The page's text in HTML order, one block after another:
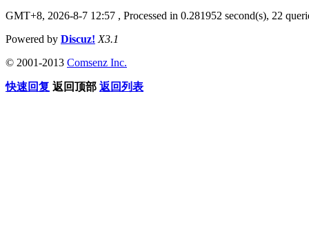
GMT+8, 2026-8-7 12:57 , Processed in 0.281952 second(s), 22
Powered by Discuz! X3.1
© 2001-2013 Comsenz Inc.
快速回复 返回顶部 返回列表